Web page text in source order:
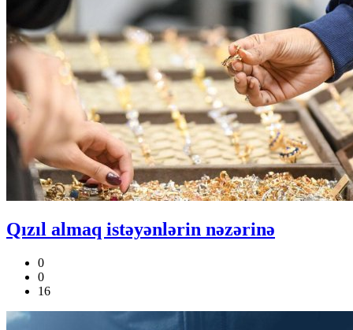
Qızıl almaq istəyənlərin nəzərinə
0
0
16